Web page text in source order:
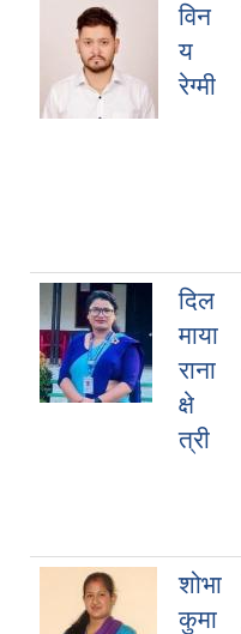
विन
य
रेग्मी
दिल
माया
राना
क्षे
त्री
शोभा
कुमा